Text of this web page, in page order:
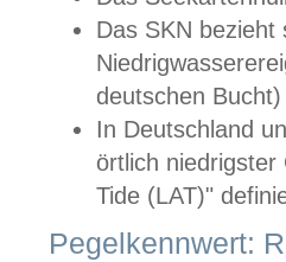
Das SKN
deutschen
In Deutschland
örtlich
Tide (LAT)"
Pegelkennwert: